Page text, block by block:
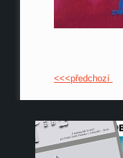
<<<předchozí